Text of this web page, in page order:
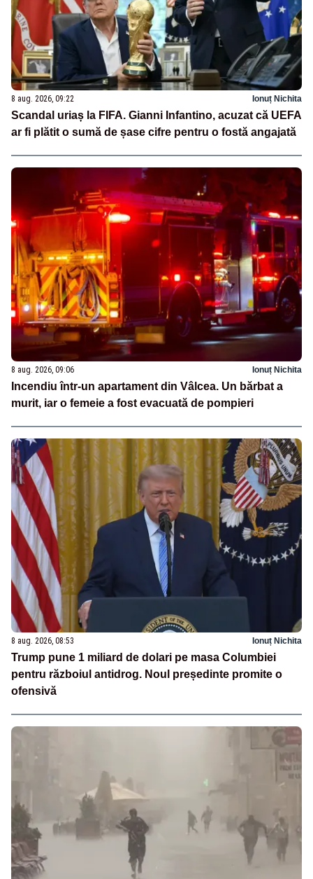
8 aug. 2026, 09:22 Ionuț Nichita
Scandal uriaș la FIFA. Gianni Infantino, acuzat că UEFA
ar fi plătit o sumă de șase cifre pentru o fostă angajată
8 aug. 2026, 09:06 Ionuț Nichita
Incendiu într-un apartament din Vâlcea. Un bărbat a
murit, iar o femeie a fost evacuată de pompieri
8 aug. 2026, 08:53 Ionuț Nichita
Trump pune 1 miliard de dolari pe masa Columbiei
pentru războiul antidrog. Noul președinte promite o
ofensivă